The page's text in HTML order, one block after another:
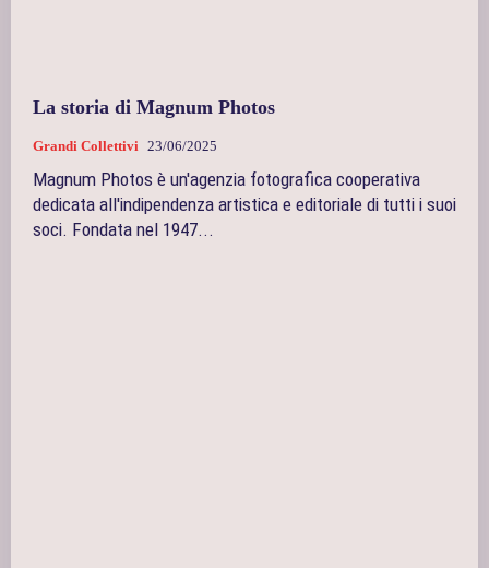
La storia di Magnum Photos
Grandi Collettivi 23/06/2025
Magnum Photos è un'agenzia fotografica cooperativa
dedicata all'indipendenza artistica e editoriale di tutti i suoi
soci. Fondata nel 1947...